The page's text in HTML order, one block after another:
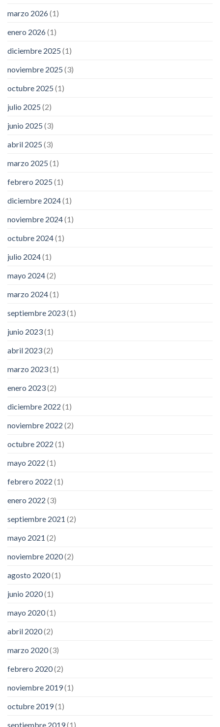
marzo 2026(1)
enero 2026(1)
diciembre 2025 (1)
noviembre 2025 (3)
octubre 2025 (1)
julio 2025 (2)
junio 2025 (3)
abril 2025 (3)
marzo 2025 (1)
febrero 2025 (1)
diciembre 2024(1)
noviembre 2024(1)
octubre 2024(1)
julio 2024(1)
mayo 2024(2)
marzo 2024(1)
septiembre 2023(1)
junio 2023(1)
abril 2023(2)
marzo 2023(1)
enero 2023(2)
diciembre 2022 (1)
noviembre 2022 (2)
octubre 2022 (1)
mayo 2022 (1)
febrero 2022 (1)
enero 2022 (3)
septiembre 2021 (2)
mayo 2021 (2)
noviembre 2020(2)
agosto 2020(1)
junio 2020(1)
mayo 2020(1)
abril 2020(2)
marzo 2020(3)
febrero 2020(2)
noviembre 2019(1)
octubre 2019(1)
septiembre 2019(1)